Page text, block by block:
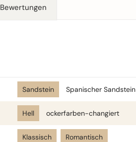
Sandstein Spanischer Sandstein
Hell ockerfarben-changiert
Klassisch Romantisch
Bewertungen